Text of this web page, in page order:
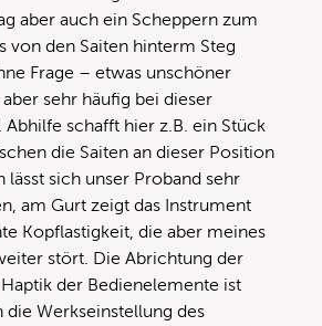
aber auch ein Scheppern zum
von den Saiten hinterm Steg
Frage – etwas unschöner
sehr häufig bei dieser
Abhilfe schafft hier z.B. ein Stück
die Saiten an dieser Position
lässt sich unser Proband sehr
am Gurt zeigt das Instrument
Kopflastigkeit, die aber meines
stört. Die Abrichtung der
der Bedienelemente ist
Werkseinstellung des